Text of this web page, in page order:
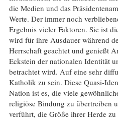
die Medien und das
Werte. Der immer noch
Ergebnis vieler Faktoren. Sie ist
wird für ihre Ausdauer während
Herrschaft geachtet und genießt
Eckstein der nationalen Identität
betrachtet wird. Auf eine sehr
Katholik zu sein. Diese Quasi-
Nation ist es, die viele
religiöse Bindung zu übertreiben
verführt, die Größe ihrer Herde zu